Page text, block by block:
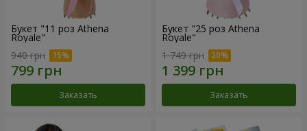
Букет "11 роз Athena
Royale"
940 грн
Заказать
Букет "25 роз Athena
Royale"
1 749 грн
Заказать